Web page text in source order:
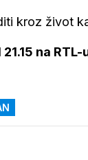
kroz život
na